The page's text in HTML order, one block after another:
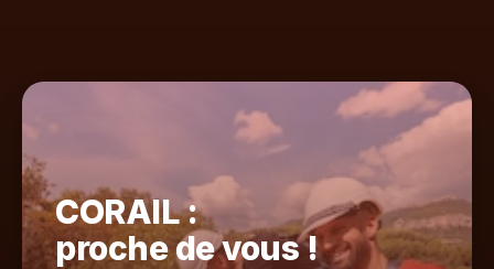
CORAIL :
proche de vous !